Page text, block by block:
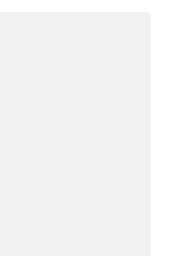
obří fény
je tu hodně
výhledově
kapacitě